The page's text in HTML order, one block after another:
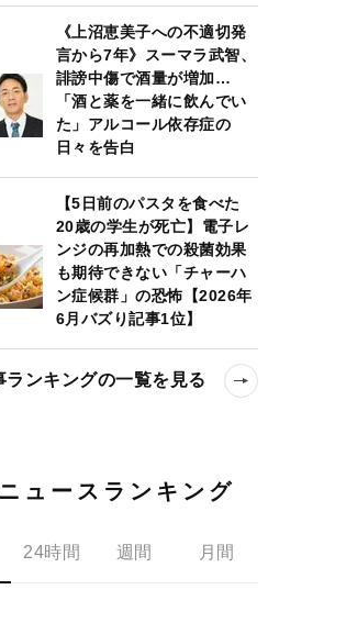
《上沼恵美子への不適切発
言から7年》スーマラ武智、
誹謗中傷で酒量が増加…
「酒と薬を一緒に飲んでい
た」アルコール依存症の
日々を告白
【5日前のパスタを食べた
20歳の学生が死亡】電子レ
ンジの再加熱での殺菌効果
も期待できない「チャーハ
ン症候群」の恐怖【2026年
6月バズり記事1位】
ランキングの一覧を見る
ニュースランキング
24時間 週間 月間